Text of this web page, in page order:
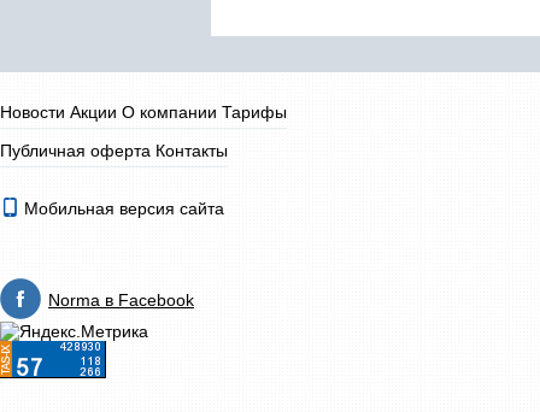
Новости Акции О компании Тарифы
Публичная оферта Контакты
Мобильная версия сайта
Norma в Facebook